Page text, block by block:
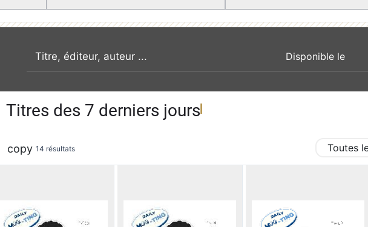
recherche par mot clé
Titres des 7 derniers jours
copy 14 résultats Toutes